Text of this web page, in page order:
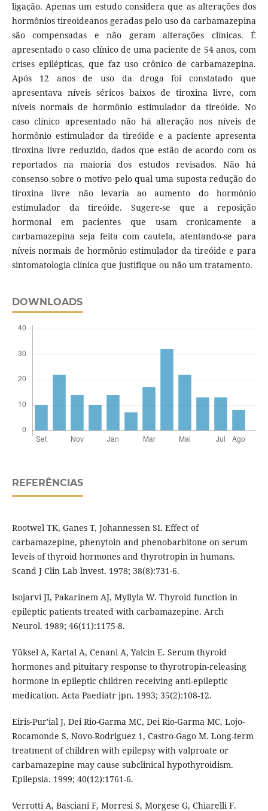
ligação. Apenas um estudo considera que as alterações dos
hormônios tireoideanos geradas pelo uso da carbamazepina
são compensadas e não geram alterações clínicas. É
apresentado o caso clínico de uma paciente de 54 anos, com
crises epilépticas, que faz uso crônico de carbamazepina.
Após 12 anos de uso da droga foi constatado que
apresentava níveis séricos baixos de tiroxina livre, com
níveis normais de hormônio estimulador da tireóide. No
caso clínico apresentado não há alteração nos níveis de
hormônio estimulador da tireóide e a paciente apresenta
tiroxina livre reduzido, dados que estão de acordo com os
reportados na maioria dos estudos revisados. Não há
consenso sobre o motivo pelo qual uma suposta redução do
tiroxina livre não levaria ao aumento do hormônio
estimulador da tireóide. Sugere-se que a reposição
hormonal em pacientes que usam cronicamente a
carbamazepina seja feita com cautela, atentando-se para
níveis normais de hormônio estimulador da tireóide e para
sintomatologia clínica que justifique ou não um tratamento.
DOWNLOADS
REFERÊNCIAS
Rootwel TK, Ganes T, Johannessen SI. Effect of
carbamazepine, phenytoin and phenobarbitone on serum
leveis of thyroid hormones and thyrotropin in humans.
Scand J Clin Lab lnvest. 1978; 38(8):731-6.
lsojarvi JI, Pakarinem AJ, Myllyla W. Thyroid function in
epileptic patients treated with carbamazepine. Arch
Neurol. 1989; 46(11):1175-8.
Yüksel A, Kartal A, Cenani A, Yalcin E. Serum thyroid
hormones and pituitary response to thyrotropin­-releasing
hormone in epileptic children receiving anti-epileptic
medication. Acta Paediatr jpn. 1993; 35(2):108-12.
Eiris-Pur'ial J, Dei Rio-Garma MC, Dei Rio-Garma MC, Lojo-
Rocamonde S, Novo-Rodriguez 1, Castro-Gago M. Long-term
treatment of children with epilepsy with valproate or
carbamazepine may cause subclinical hypothyroidism.
Epilepsia. 1999; 40(12):1761-6.
Verrotti A, Basciani F, Morresi S, Morgese G, Chiarelli F.